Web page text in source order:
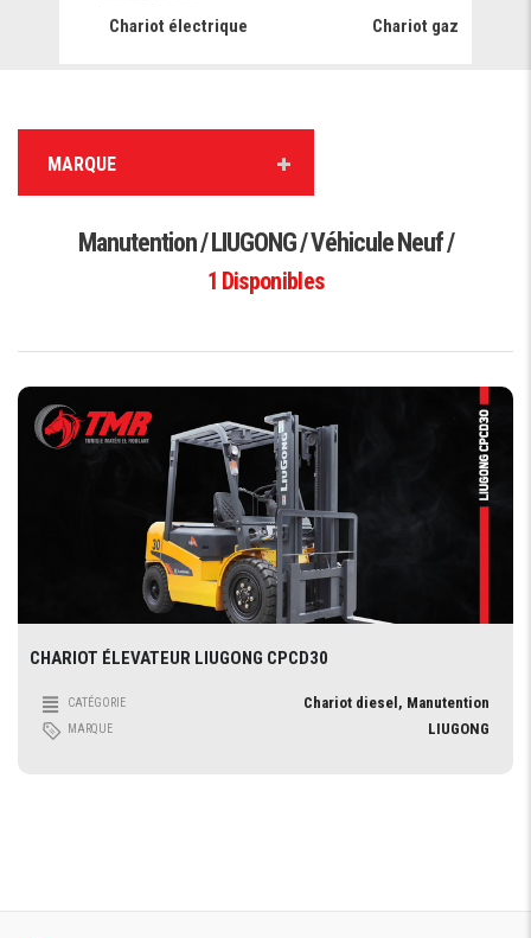
Chariot électrique Chariot gaz
MARQUE
Manutention / LIUGONG / Véhicule Neuf /
1 Disponibles
CHARIOT ÉLEVATEUR LIUGONG CPCD30
CATÉGORIE Chariot diesel, Manutention
MARQUE LIUGONG